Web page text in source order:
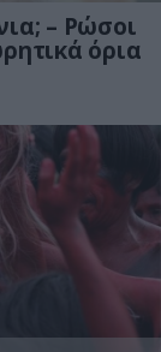
– Ρώσοι
όρια